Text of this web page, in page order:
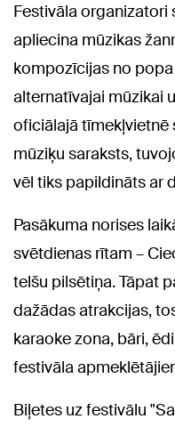
Festivāla organizatori
apliecina mūzikas
kompozīcijas no
alternatīvajai mūzikai
oficiālajā tīmekļvietnē
mūziķu saraksts,
vēl tiks papildināts ar
Pasākuma norises
svētdienas rītam –
telšu pilsētiņa. Tāpat
dažādas atrakcijas,
karaoke zona, bāri,
festivāla
Biļetes uz festivālu